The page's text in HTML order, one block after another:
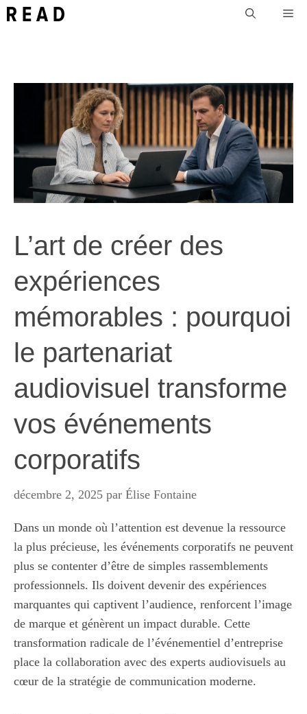
Aller
L’art de créer des
expériences
mémorables : pourquoi
le partenariat
audiovisuel transforme
vos événements
corporatifs
décembre 2, 2025 par Élise Fontaine
Dans un monde où l’attention est devenue la ressource
la plus précieuse, les événements corporatifs ne peuvent
plus se contenter d’être de simples rassemblements
professionnels. Ils doivent devenir des expériences
marquantes qui captivent l’audience, renforcent l’image
de marque et génèrent un impact durable. Cette
transformation radicale de l’événementiel d’entreprise
place la collaboration avec des experts audiovisuels au
cœur de la stratégie de communication moderne.